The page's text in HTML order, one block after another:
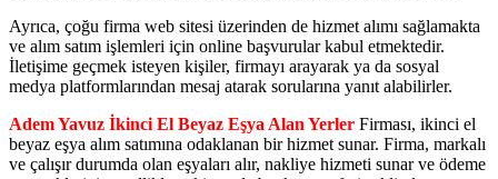
Ayrıca, çoğu firma web sitesi üzerinden de hizmet alımı sağlamakta
ve alım satım işlemleri için online başvurular kabul etmektedir.
İletişime geçmek isteyen kişiler, firmayı arayarak ya da sosyal
medya platformlarından mesaj atarak sorularına yanıt alabilirler.
Adem Yavuz İkinci El Beyaz Eşya Alan Yerler Firması, ikinci el
beyaz eşya alım satımına odaklanan bir hizmet sunar. Firma, markalı
ve çalışır durumda olan eşyaları alır, nakliye hizmeti sunar ve ödeme